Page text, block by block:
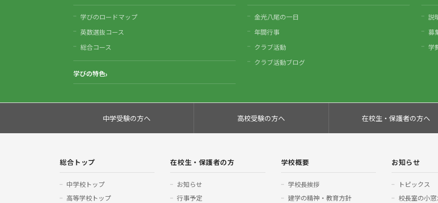
学びのロードマップ
英数選抜コース
総合コース
学びの特色
金光八尾の一日
年間行事
クラブ活動
クラブ活動ブログ
説
募
学
中学受験の方へ 高校受験の方へ 在校生・保護者の方へ
総合トップ
中学校トップ
高等学校トップ
在校生・保護者の方
お知らせ
行事予定
学校概要
学校長挨拶
建学の精神・教育方針
お知らせ
トピックス
校長室の小